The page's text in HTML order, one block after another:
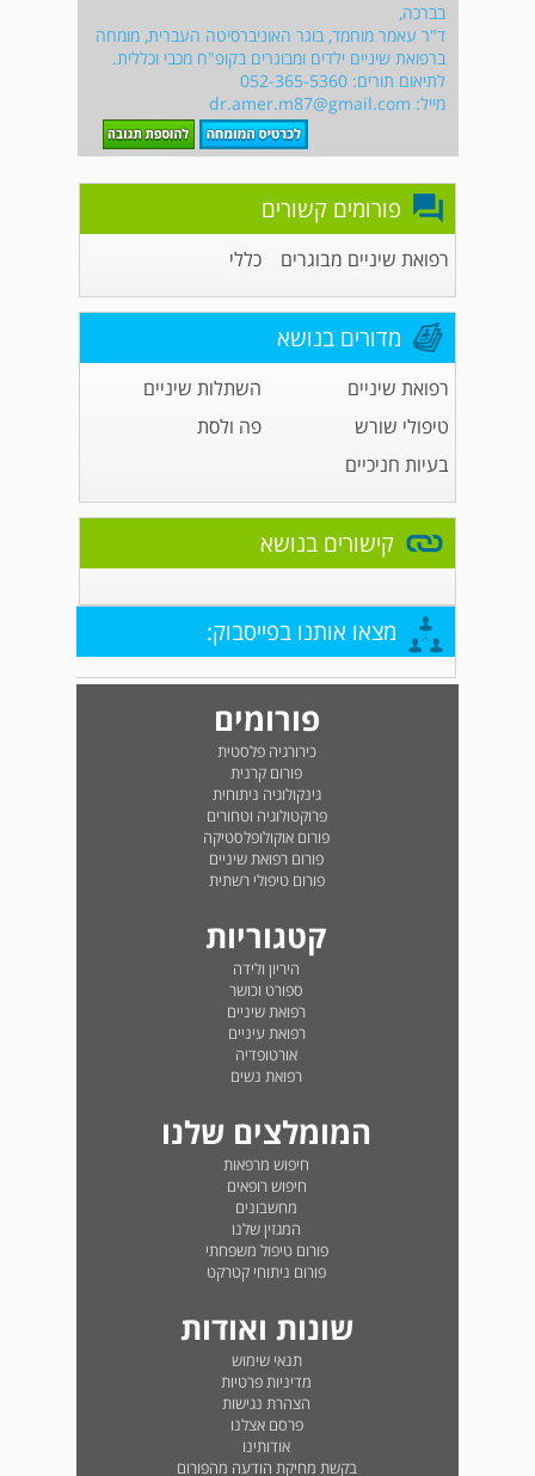
בברכה,
ד"ר עאמר מוחמד, בוגר האוניברסיטה העברית, מומחה
ברפואת שיניים ילדים ומבוגרים בקופ"ח מכבי וכללית.
לתיאום תורים: 052-365-5360‏
מייל: dr.amer.m87@gmail.com
פורומים קשורים
רפואת שיניים מבוגרים כללי
מדורים בנושא
רפואת שיניים
השתלות שיניים
טיפולי שורש
פה ולסת
בעיות חניכיים
קישורים בנושא
מצאו אותנו בפייסבוק:
פורומים
כירורגיה פלסטית
פורום קרנית
גינקולוגיה ניתוחית
פרוקטולוגיה וטחורים
פורום אוקולופלסטיקה
פורום רפואת שיניים
פורום טיפולי רשתית
קטגוריות
היריון ולידה
ספורט וכושר
רפואת שיניים
רפואת עיניים
אורטופדיה
רפואת נשים
המומלצים שלנו
חיפוש מרפאות
חיפוש רופאים
מחשבונים
המגזין שלנו
פורום טיפול משפחתי
פורום ניתוחי קטרקט
שונות ואודות
תנאי שימוש
מדיניות פרטיות
הצהרת נגישות
פרסם אצלנו
אודותינו
בקשת מחיקת הודעה מהפורום